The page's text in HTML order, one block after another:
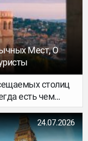
Мест, О
столиц
есть чем
который
приезжать сюда
они задаются
24.07.2026